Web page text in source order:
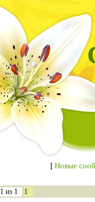
[ Новые
1 из 1 1